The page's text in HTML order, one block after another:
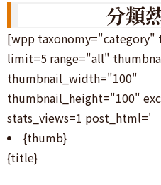
分類
[wpp taxonomy="category"
limit=5 range="all"
thumbnail_width="100"
thumbnail_height="100"
stats_views=1 post_html='
{thumb}
{title}